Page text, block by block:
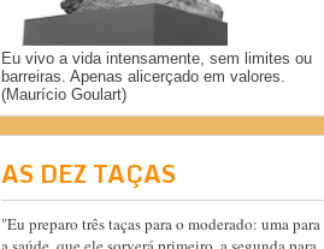
Eu vivo a vida intensamente, sem limites ou
barreiras. Apenas alicerçado em valores.
(Maurício Goulart)
AS DEZ TAÇAS
"Eu preparo três taças para o moderado: uma para